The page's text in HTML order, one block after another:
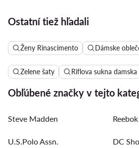
Ostatní tiež hľadali
Ženy Rinascimento Dámske
Zelene šaty Riflova sukna damska
Obľúbené značky v tejto
Steve Madden Reebok
U.S.Polo Assn. DC